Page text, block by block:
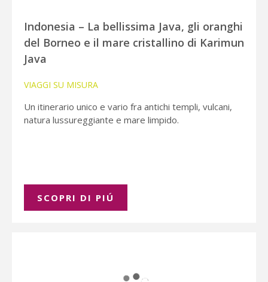
Indonesia – La bellissima Java, gli oranghi
del Borneo e il mare cristallino di Karimun
Java
VIAGGI SU MISURA
Un itinerario unico e vario fra antichi templi, vulcani,
natura lussureggiante e mare limpido.
SCOPRI DI PIÚ